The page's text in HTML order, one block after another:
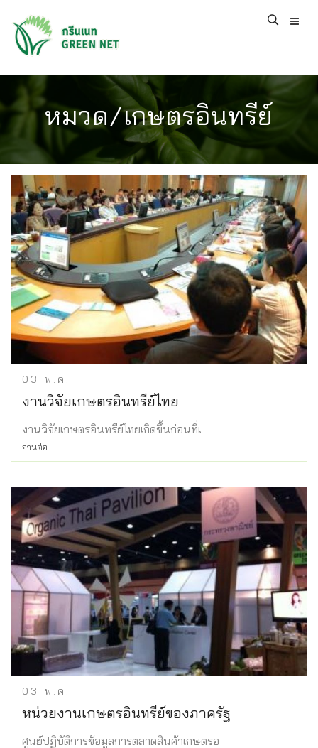
หมวด/เกษตรอินทรีย์
03 พ.ค.
งานวิจัยเกษตรอินทรีย์ไทย
งานวิจัยเกษตรอินทรีย์ไทยเกิดขึ้นก่อนที่เ
อ่านต่อ
03 พ.ค.
หน่วยงานเกษตรอินทรีย์ของภาครัฐ
ศูนย์ปฏิบัติการข้อมูลการตลาดสินค้าเกษตรอ